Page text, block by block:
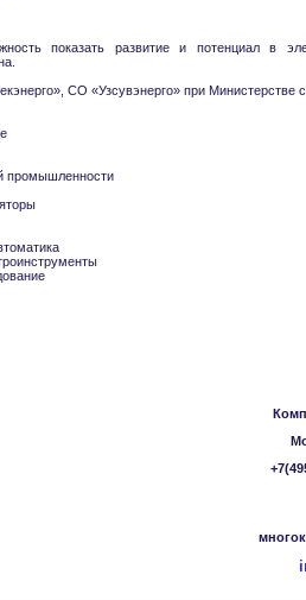
показать развитие и потенциал в
СО «Узсувэнерго» при Министерстве
промышленности